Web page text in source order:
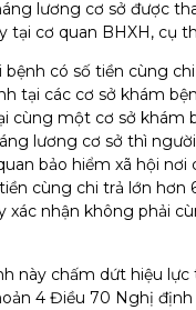
lương cơ sở được
tại cơ quan BHXH, cụ
có số tiền cùng
tại các cơ sở khám
cùng một cơ sở khám
lương cơ sở thì
bảo hiểm xã hội nơi
cùng chi trả lớn hơn
xác nhận không phải
này chấm dứt hiệu lực
4 Điều 70 Nghị